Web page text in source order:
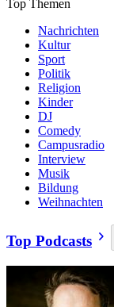
Top Themen
Nachrichten
Kultur
Sport
Politik
Religion
Kinder
DJ
Comedy
Campusradio
Interview
Musik
Bildung
Weihnachten
Top Podcasts